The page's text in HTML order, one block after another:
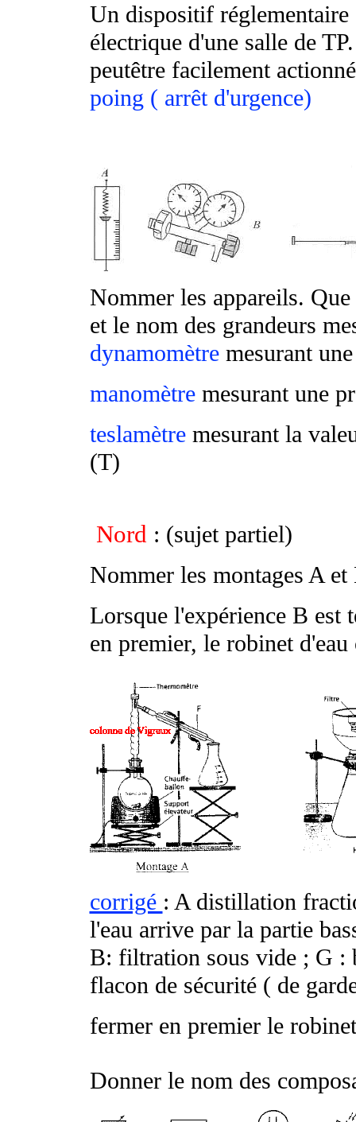
Un dispositif réglementaire
électrique d'une salle de
peutêtre facilement
poing ( arrêt d'urgence)
Nommer les appareils.
et le nom des grandeurs
dynamomètre mesurant
manomètremesurant une
teslamètremesurant la
(T)
Nord : (sujet partiel)
Nommer les montages A
Lorsque l'expérience B est
en premier, le robinet
corrigé : A distillation
l'eau arrive par la partie
B: filtration sous vide ; G
flacon de sécurité ( de
fermer en premier le
Donner le nom des